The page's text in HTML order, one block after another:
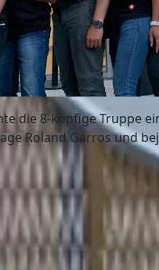
die 8-köpfige Truppe
Roland Garros und